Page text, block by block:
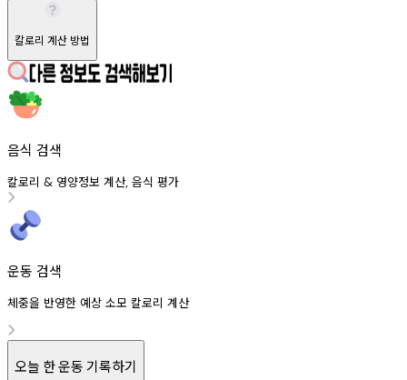
칼로리 계산 방법
음식 검색
칼로리 & 영양정보 계산, 음식 평가
운동 검색
체중을 반영한 예상 소모 칼로리 계산
오늘 한 운동 기록하기